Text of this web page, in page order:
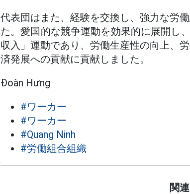
代表団はまた、経験を交換し、強力な労
た。愛国的な競争運動を効果的に展開し
収入」運動であり、労働生産性の向上、
済発展への貢献に貢献しました。
Đoàn Hưng
#ワーカー
#ワーカー
#Quang Ninh
#労働組合組織
関